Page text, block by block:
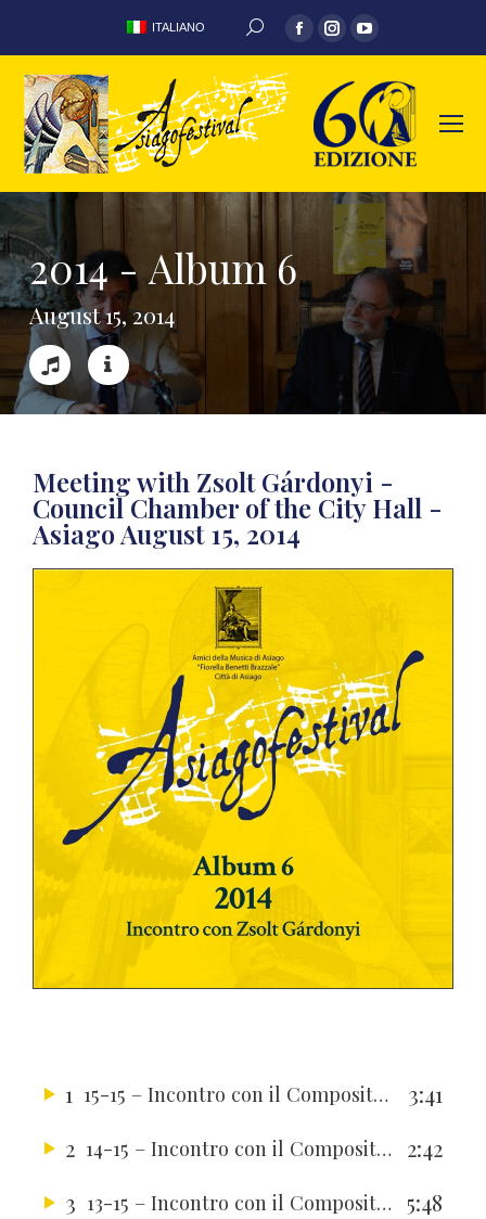
ITALIANO
2014-Album 6
August15, 2014
Meeting with Zsolt Gárdonyi -
Council Chamber of the City Hall -
Asiago August 15, 2014
1 15-15 – Incontro con il Compositore Zsolt Gardonyi
3:41
2
14-15 – Incontro con il Compositore Zsolt Gardonyi 2:42
3
13-15 – Incontro con il Compositore Zsolt Gardonyi 5:48